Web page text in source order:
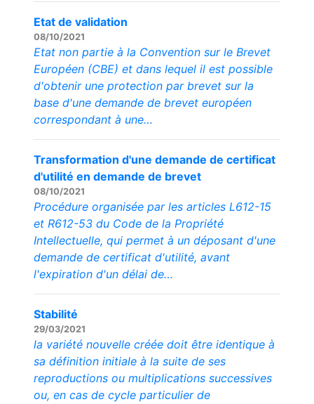
Etat de validation
08/10/2021
Etat non partie à la Convention sur le Brevet
Européen (CBE) et dans lequel il est possible
d'obtenir une protection par brevet sur la
base d'une demande de brevet européen
correspondant à une…
Transformation d'une demande de certificat
d'utilité en demande de brevet
08/10/2021
Procédure organisée par les articles L612-15
et R612-53 du Code de la Propriété
Intellectuelle, qui permet à un déposant d'une
demande de certificat d'utilité, avant
l'expiration d'un délai de…
Stabilité
29/03/2021
la variété nouvelle créée doit être identique à
sa définition initiale à la suite de ses
reproductions ou multiplications successives
ou, en cas de cycle particulier de